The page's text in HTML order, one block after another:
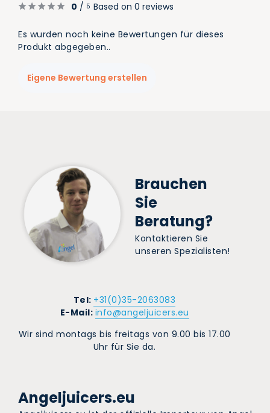
0 / 5 Based on 0 reviews
Es wurden noch keine Bewertungen für dieses
Produkt abgegeben..
Eigene Bewertung erstellen
Brauchen
Sie
Beratung?
Kontaktieren Sie
unseren Spezialisten!
Tel: +31(0)35-2063083
E-Mail: info@angeljuicers.eu
Wir sind montags bis freitags von 9.00 bis 17.00
Uhr für Sie da.
Angeljuicers.eu